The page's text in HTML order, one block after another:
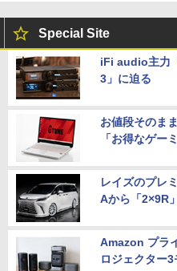
Special Site
iFi audio主力
3」に迫る
お値段そのま
「お得なゲー
レイズのプレ
Aから「2×9R
Amazon プラ
ロジェクター